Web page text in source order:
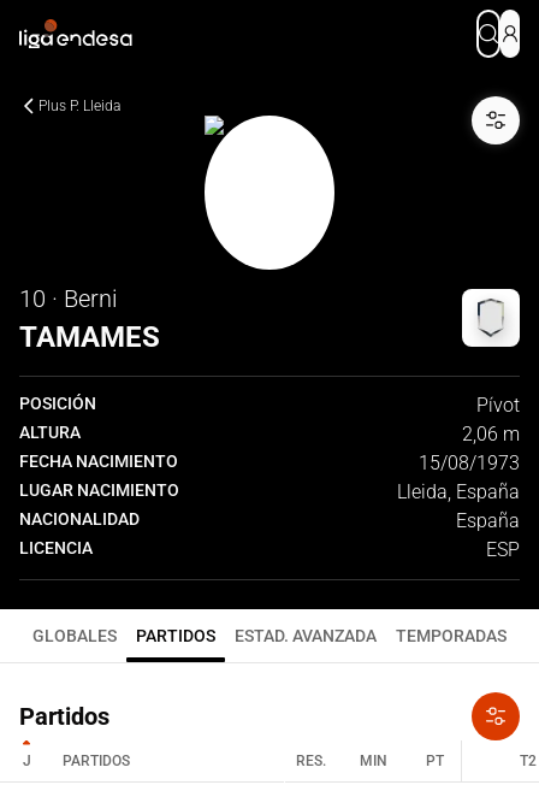
Plus P. Lleida
10 · Berni
TAMAMES
POSICIÓN Pívot
ALTURA 2,06 m
FECHA NACIMIENTO 15/08/1973
LUGAR NACIMIENTO Lleida, España
NACIONALIDAD España
LICENCIA ESP
GLOBALES PARTIDOS ESTAD. AVANZADA TEMPORADAS
Partidos
J PARTIDOS RES. MIN PT T2